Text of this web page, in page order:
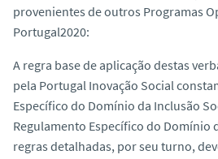
provenientes de outros Programas
Portugal2020:
A regra base de aplicação destas
pela Portugal Inovação Social
Específico do Domínio da Inclusão
Regulamento Específico do Domínio
regras detalhadas, por seu turno,